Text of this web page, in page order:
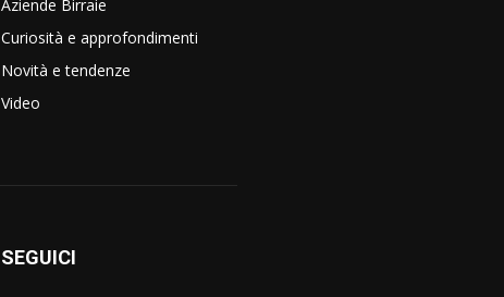
Aziende Birraie
Curiosità e approfondimenti
Novità e tendenze
Video
SEGUICI